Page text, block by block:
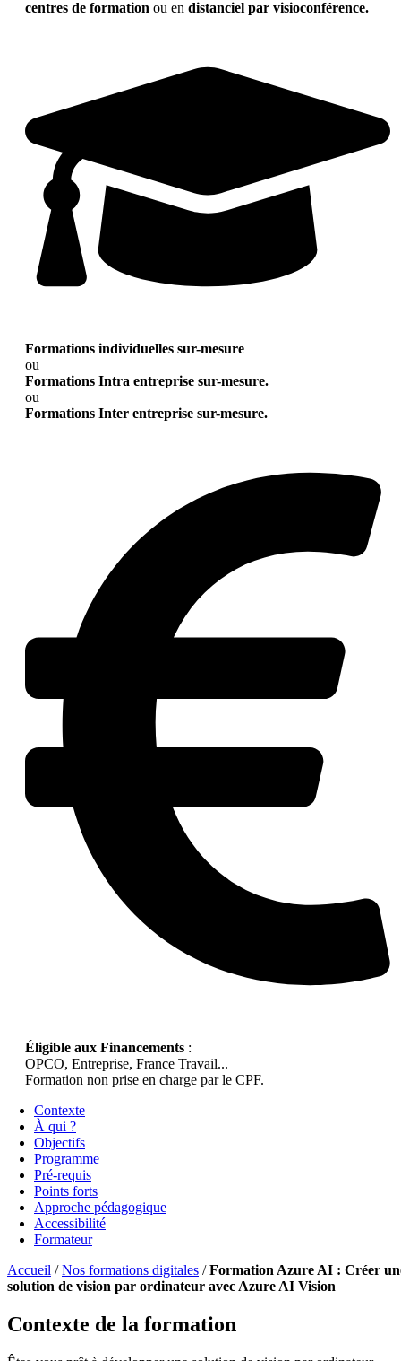
centres de formation ou en distanciel par visioconférence.
Formations individuelles sur-mesure
ou
Formations Intra entreprise sur-mesure.
ou
Formations Inter entreprise sur-mesure.
Éligible aux Financements :
OPCO, Entreprise, France Travail...
Formation non prise en charge par le CPF.
Contexte
À qui ?
Objectifs
Programme
Pré-requis
Points forts
Approche pédagogique
Accessibilité
Formateur
Accueil /Nos formations digitales /Formation Azure AI : Créer
solution de vision par ordinateur avec Azure AI Vision
Contexte de la formation